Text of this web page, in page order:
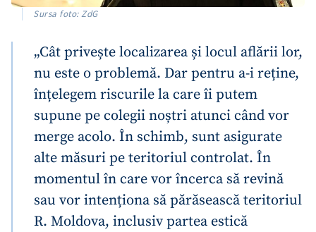
Sursa foto: ZdG
„Cât privește localizarea și locul aflării lor,
nu este o problemă. Dar pentru a-i reține,
înțelegem riscurile la care îi putem
supune pe colegii noștri atunci când vor
merge acolo. În schimb, sunt asigurate
alte măsuri pe teritoriul controlat. În
momentul în care vor încerca să revină
sau vor intenționa să părăsească teritoriul
R. Moldova, inclusiv partea estică